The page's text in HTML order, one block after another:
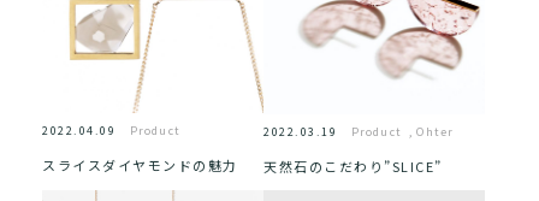
2022.04.09 Product
スライスダイヤモンドの魅力
2022.03.19 Product ,Ohter
天然石のこだわり”SLICE”